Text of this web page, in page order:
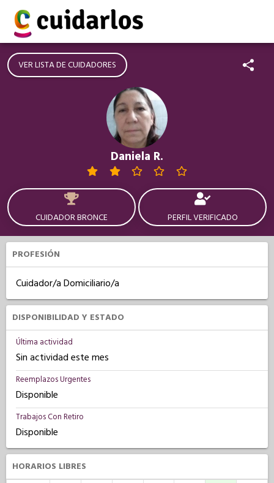
VER LISTA DE CUIDADORES
Daniela R.
CUIDADOR BRONCE PERFIL VERIFICADO
PROFESIÓN
Cuidador/a Domiciliario/a
DISPONIBILIDAD Y ESTADO
Última actividad
Sin actividad este mes
Reemplazos Urgentes
Disponible
Trabajos Con Retiro
Disponible
HORARIOS LIBRES